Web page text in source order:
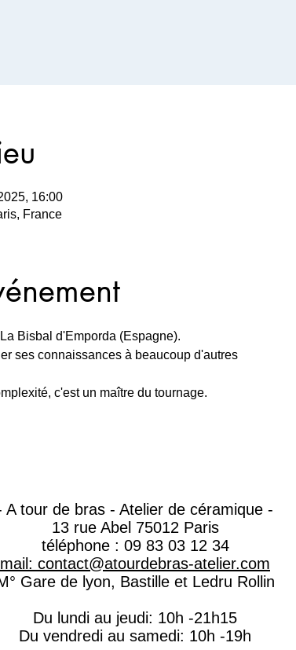
16:00
France
Bisbal d'Emporda (Espagne).
ses connaissances à beaucoup d'autres
c'est un maître du tournage.
A tour de bras - Atelier de céramique -
13 rue Abel 75012 Paris
téléphone : 09 83 03 12 34
mail: contact@atourdebras-atelier.com​
Gare de lyon, Bastille et Ledru Rollin
Du lundi au jeudi: 10h -21h15
Du vendredi au samedi: 10h -19h